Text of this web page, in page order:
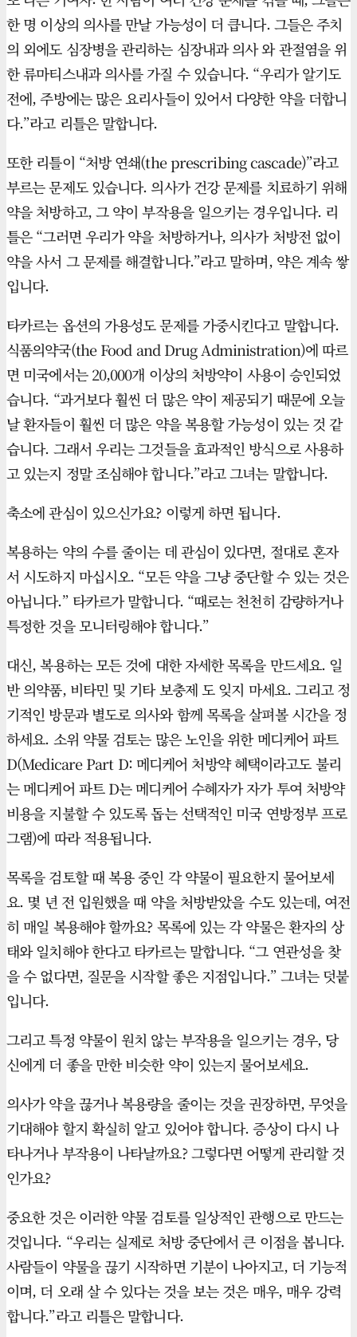
한 명 이상의 의사를 만날 가능성이 더 큽니다. 그들은 주치
의 외에도 심장병을 관리하는 심장내과 의사 와 관절염을 위
한 류마티스내과 의사를 가질 수 있습니다. “우리가 알기도
전에, 주방에는 많은 요리사들이 있어서 다양한 약을 더합니
다.”라고 리틀은 말합니다.
또한 리틀이 “처방 연쇄(the prescribing cascade)”라고
부르는 문제도 있습니다. 의사가 건강 문제를 치료하기 위해
약을 처방하고, 그 약이 부작용을 일으키는 경우입니다. 리
틀은 “그러면 우리가 약을 처방하거나, 의사가 처방전 없이
약을 사서 그 문제를 해결합니다.”라고 말하며, 약은 계속 쌓
입니다.
타카르는 옵션의 가용성도 문제를 가중시킨다고 말합니다.
식품의약국(the Food and Drug Administration)에 따르
면 미국에서는 20,000개 이상의 처방약이 사용이 승인되었
습니다. “과거보다 훨씬 더 많은 약이 제공되기 때문에 오늘
날 환자들이 훨씬 더 많은 약을 복용할 가능성이 있는 것 같
습니다. 그래서 우리는 그것들을 효과적인 방식으로 사용하
고 있는지 정말 조심해야 합니다.”라고 그녀는 말합니다.
축소에 관심이 있으신가요? 이렇게 하면 됩니다.
복용하는 약의 수를 줄이는 데 관심이 있다면, 절대로 혼자
서 시도하지 마십시오. “모든 약을 그냥 중단할 수 있는 것은
아닙니다.” 타카르가 말합니다. “때로는 천천히 감량하거나
특정한 것을 모니터링해야 합니다.”
대신, 복용하는 모든 것에 대한 자세한 목록을 만드세요. 일
반 의약품, 비타민 및 기타 보충제 도 잊지 마세요. 그리고 정
기적인 방문과 별도로 의사와 함께 목록을 살펴볼 시간을 정
하세요. 소위 약물 검토는 많은 노인을 위한 메디케어 파트
D(Medicare Part D: 메디케어 처방약 혜택이라고도 불리
는 메디케어 파트 D는 메디케어 수혜자가 자가 투여 처방약
비용을 지불할 수 있도록 돕는 선택적인 미국 연방정부 프로
그램)에 따라 적용됩니다.
목록을 검토할 때 복용 중인 각 약물이 필요한지 물어보세
요. 몇 년 전 입원했을 때 약을 처방받았을 수도 있는데, 여전
히 매일 복용해야 할까요? 목록에 있는 각 약물은 환자의 상
태와 일치해야 한다고 타카르는 말합니다. “그 연관성을 찾
을 수 없다면, 질문을 시작할 좋은 지점입니다.” 그녀는 덧붙
입니다.
그리고 특정 약물이 원치 않는 부작용을 일으키는 경우, 당
신에게 더 좋을 만한 비슷한 약이 있는지 물어보세요.
의사가 약을 끊거나 복용량을 줄이는 것을 권장하면, 무엇을
기대해야 할지 확실히 알고 있어야 합니다. 증상이 다시 나
타나거나 부작용이 나타날까요? 그렇다면 어떻게 관리할 것
인가요?
중요한 것은 이러한 약물 검토를 일상적인 관행으로 만드는
것입니다. “우리는 실제로 처방 중단에서 큰 이점을 봅니다.
사람들이 약물을 끊기 시작하면 기분이 나아지고, 더 기능적
이며, 더 오래 살 수 있다는 것을 보는 것은 매우, 매우 강력
합니다.”라고 리틀은 말합니다.